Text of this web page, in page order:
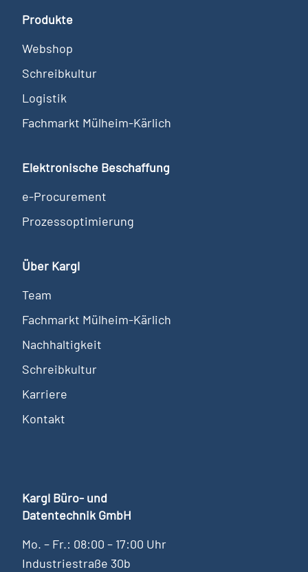
Produkte
Webshop
Schreibkultur
Logistik
Fachmarkt Mülheim-Kärlich
Elektronische Beschaffung
e-Procurement
Prozessoptimierung
Über Kargl
Team
Fachmarkt Mülheim-Kärlich
Nachhaltigkeit
Schreibkultur
Karriere
Kontakt
Kargl Büro- und
Datentechnik GmbH
Mo. – Fr.: 08:00 – 17:00 Uhr
Industriestraße 30b